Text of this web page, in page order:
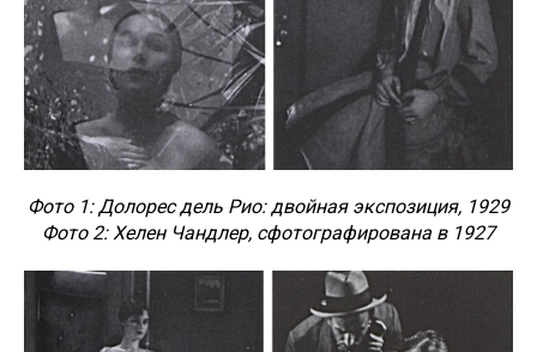
Фото 1: Долорес дель Рио: двойная экспозиция, 1929
Фото 2: Хелен Чандлер, сфотографирована в 1927